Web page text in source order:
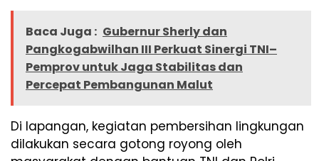
Baca Juga : Gubernur Sherly dan
Pangkogabwilhan III Perkuat Sinergi TNI–
Pemprov untuk Jaga Stabilitas dan
Percepat Pembangunan Malut
Di lapangan, kegiatan pembersihan lingkungan
dilakukan secara gotong royong oleh